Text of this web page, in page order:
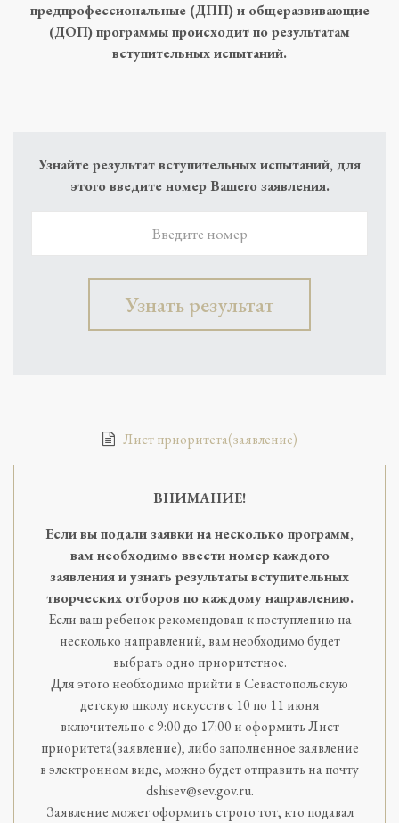
предпрофессиональные (ДПП) и общеразвивающие
(ДОП) программы происходит по результатам
вступительных испытаний.
Узнайте результат вступительных испытаний, для
этого введите номер Вашего заявления.
Лист приоритета(заявление)
ВНИМАНИЕ!
Если вы подали заявки на несколько программ,
вам необходимо ввести номер каждого
заявления и узнать результаты вступительных
творческих отборов по каждому направлению.
Если ваш ребенок рекомендован к поступлению на
несколько направлений, вам необходимо будет
выбрать одно приоритетное.
Для этого необходимо прийти в Севастопольскую
детскую школу искусств с 10 по 11 июня
включительно с 9:00 до 17:00 и оформить Лист
приоритета(заявление), либо заполненное заявление
в электронном виде, можно будет отправить на почту
dshisev@sev.gov.ru.
Заявление может оформить строго тот, кто подавал